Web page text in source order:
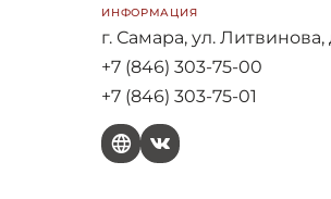
ИНФОРМАЦИЯ
г. Самара, ул. Литвинова,
+7 (846) 303-75-00
+7 (846) 303-75-01
W V